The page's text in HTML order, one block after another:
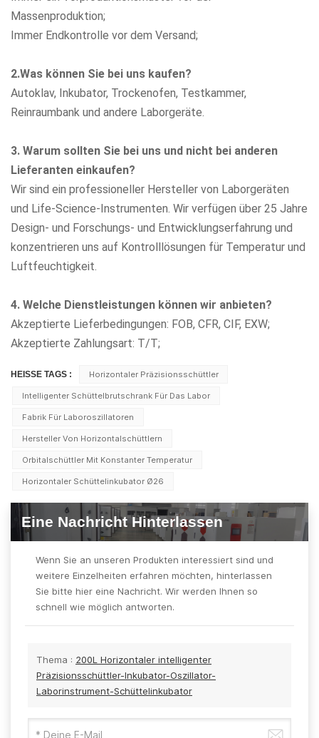
Massenproduktion;
Immer Endkontrolle vor dem Versand;
2.Was können Sie bei uns kaufen?
Autoklav, Inkubator, Trockenofen, Testkammer,
Reinraumbank und andere Laborgeräte.
3. Warum sollten Sie bei uns und nicht bei anderen
Lieferanten einkaufen?
Wir sind ein professioneller Hersteller von Laborgeräten
und Life-Science-Instrumenten. Wir verfügen über 25 Jahre
Design- und Forschungs- und Entwicklungserfahrung und
konzentrieren uns auf Kontrolllösungen für Temperatur und
Luftfeuchtigkeit.
4. Welche Dienstleistungen können wir anbieten?
Akzeptierte Lieferbedingungen: FOB, CFR, CIF, EXW;
Akzeptierte Zahlungsart: T/T;
HEISSE TAGS : Horizontaler Präzisionsschüttler
Intelligenter Schüttelbrutschrank Für Das Labor
Fabrik Für Laboroszillatoren
Hersteller Von Horizontalschüttlern
Orbitalschüttler Mit Konstanter Temperatur
Horizontaler Schüttelinkubator Ø26
Eine Nachricht Hinterlassen
Wenn Sie an unseren Produkten interessiert sind und
weitere Einzelheiten erfahren möchten, hinterlassen
Sie bitte hier eine Nachricht. Wir werden Ihnen so
schnell wie möglich antworten.
Thema : 200L Horizontaler intelligenter
Präzisionsschüttler-Inkubator-Oszillator-
Laborinstrument-Schüttelinkubator